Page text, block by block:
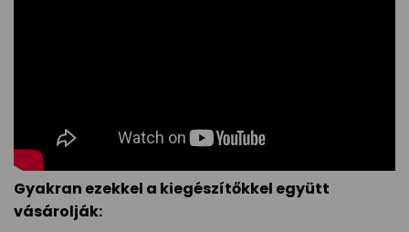
Gyakran ezekkel a kiegészítőkkel együtt
vásárolják: